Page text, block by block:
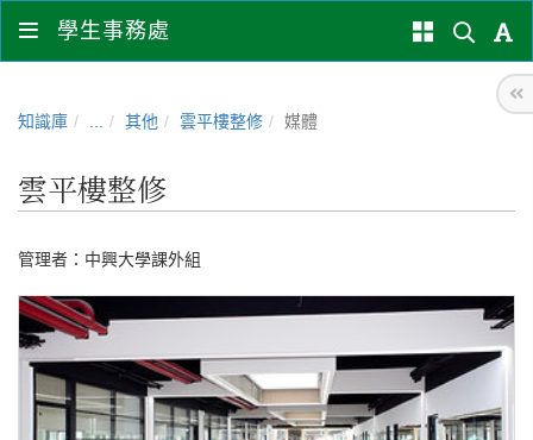
學生事務處
知識庫 其他 雲平樓整修 媒體
雲平樓整修
管理者： 中興大學課外組